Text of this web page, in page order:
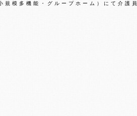
規模多機能・グループホーム）にて介護員